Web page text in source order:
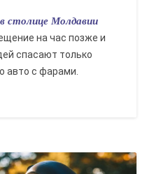
столице Молдавии
на час позже и
спасают только
авто с фарами.